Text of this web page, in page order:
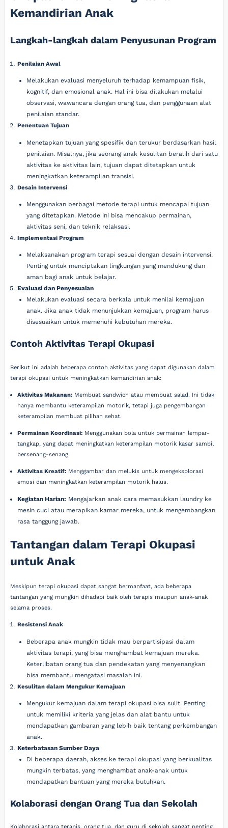
Kemandirian Anak
Langkah-langkah dalam Penyusunan Program
Penilaian Awal
Melakukan evaluasi menyeluruh terhadap kemampuan fisik,
kognitif, dan emosional anak. Hal ini bisa dilakukan melalui
observasi, wawancara dengan orang tua, dan penggunaan alat
penilaian standar.
Penentuan Tujuan
Menetapkan tujuan yang spesifik dan terukur berdasarkan hasil
penilaian. Misalnya, jika seorang anak kesulitan beralih dari satu
aktivitas ke aktivitas lain, tujuan dapat ditetapkan untuk
meningkatkan keterampilan transisi.
Desain Intervensi
Menggunakan berbagai metode terapi untuk mencapai tujuan
yang ditetapkan. Metode ini bisa mencakup permainan,
aktivitas seni, dan teknik relaksasi.
Implementasi Program
Melaksanakan program terapi sesuai dengan desain intervensi.
Penting untuk menciptakan lingkungan yang mendukung dan
aman bagi anak untuk belajar.
Evaluasi dan Penyesuaian
Melakukan evaluasi secara berkala untuk menilai kemajuan
anak. Jika anak tidak menunjukkan kemajuan, program harus
disesuaikan untuk memenuhi kebutuhan mereka.
Contoh Aktivitas Terapi Okupasi
Berikut ini adalah beberapa contoh aktivitas yang dapat digunakan dalam
terapi okupasi untuk meningkatkan kemandirian anak:
Aktivitas Makanan:Membuat sandwich atau membuat salad. Ini tidak
hanya membantu keterampilan motorik, tetapi juga pengembangan
keterampilan membuat pilihan sehat.
Permainan Koordinasi:Menggunakan bola untuk permainan lempar-
tangkap, yang dapat meningkatkan keterampilan motorik kasar sambil
bersenang-senang.
Aktivitas Kreatif:Menggambar dan melukis untuk mengeksplorasi
emosi dan meningkatkan keterampilan motorik halus.
Kegiatan Harian: Mengajarkan anak cara memasukkan laundry ke
mesin cuci atau merapikan kamar mereka, untuk mengembangkan
rasa tanggung jawab.
Tantangan dalam Terapi Okupasi
untuk Anak
Meskipun terapi okupasi dapat sangat bermanfaat, ada beberapa
tantangan yang mungkin dihadapi baik oleh terapis maupun anak-anak
selama proses.
Resistensi Anak
Beberapa anak mungkin tidak mau berpartisipasi dalam
aktivitas terapi, yang bisa menghambat kemajuan mereka.
Keterlibatan orang tua dan pendekatan yang menyenangkan
bisa membantu mengatasi masalah ini.
Kesulitan dalam Mengukur Kemajuan
Mengukur kemajuan dalam terapi okupasi bisa sulit. Penting
untuk memiliki kriteria yang jelas dan alat bantu untuk
mendapatkan gambaran yang lebih baik tentang perkembangan
anak.
Keterbatasan Sumber Daya
Di beberapa daerah, akses ke terapi okupasi yang berkualitas
mungkin terbatas, yang menghambat anak-anak untuk
mendapatkan bantuan yang mereka butuhkan.
Kolaborasi dengan Orang Tua dan Sekolah